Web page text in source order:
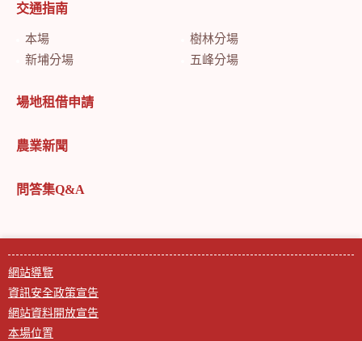
交通指南
本場
樹林分場
新埔分場
五峰分場
場地租借申請
農業新聞
問答集Q&A
網站導覽
資訊安全政策宣告
網站資料開放宣告
本場位置